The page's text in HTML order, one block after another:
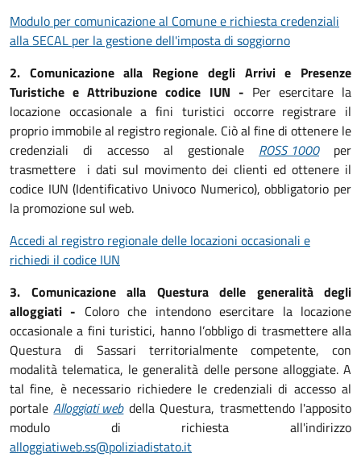
Modulo per comunicazione al Comune e richiesta credenziali
alla SECAL per la gestione dell'imposta di soggiorno
2. Comunicazione alla Regione degli Arrivi e Presenze
Turistiche e Attribuzione codice IUN - Per esercitare la
locazione occasionale a fini turistici occorre registrare il
proprio immobile al registro regionale. Ciò al fine di ottenere le
credenziali di accesso al gestionale ROSS 1000per
trasmettere i dati sul movimento dei clienti ed ottenere il
codice IUN (Identificativo Univoco Numerico), obbligatorio per
la promozione sul web.
Accedi al registro regionale delle locazioni occasionali e
richiedi il codice IUN
3. Comunicazione alla Questura delle generalità degli
alloggiati - Coloro che intendono esercitare la locazione
occasionale a fini turistici, hanno l’obbligo di trasmettere alla
Questura di Sassari territorialmente competente, con
modalità telematica, le generalità delle persone alloggiate. A
tal fine, è necessario richiedere le credenziali di accesso al
portaleAlloggiati webdella Questura, trasmettendo l'apposito
modulo di richiesta all'indirizzo
alloggiatiweb.ss@poliziadistato.it